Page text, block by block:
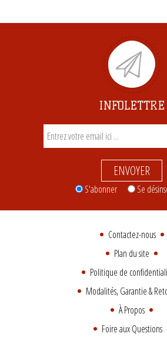
INFOLETTRE
ENVOYER
S'abonner Se
Contactez-nous
Plan du site
Politique de
Modalités, Garantie &
À Propos
Foire aux Questions